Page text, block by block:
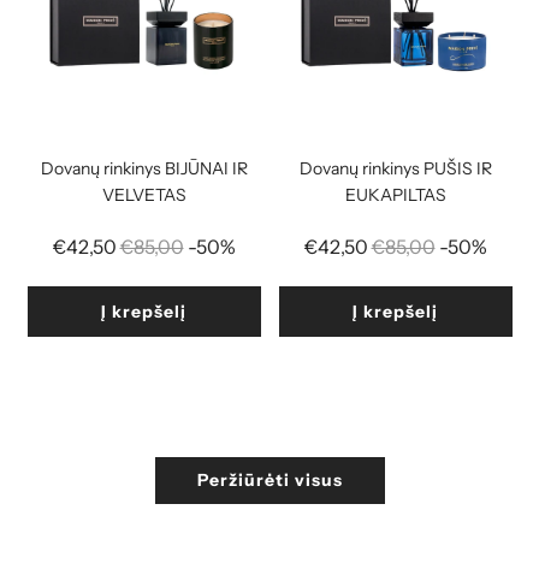
Dovanų rinkinys BIJŪNAI IR
VELVETAS
€42,50Reguliari
€85,00 -50%
Į krepšelį
Dovanų rinkinys PUŠIS IR
EUKAPILTAS
€42,50Reguliari
€85,00 -50%
Į krepšelį
Peržiūrėti visus